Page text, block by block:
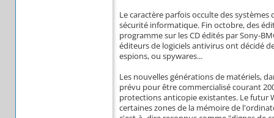
Le caractère parfois occulte des
sécurité informatique. Fin octobre, des
programme sur les CD édités par Sony-
éditeurs de logiciels antivirus ont décidé
espions, ou spywares...
Les nouvelles générations de matériels,
prévu pour être commercialisé courant
protections anticopie existantes. Le futur
certaines zones de la mémoire de